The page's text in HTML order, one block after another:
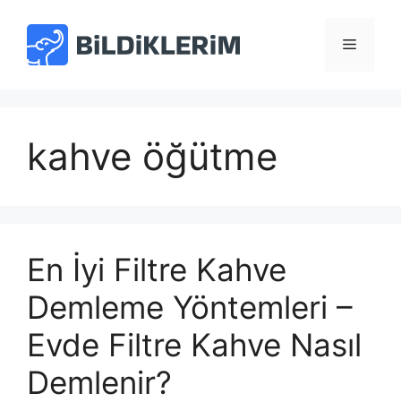
Menü
kahve öğütme
En İyi Filtre Kahve
Demleme Yöntemleri –
Evde Filtre Kahve Nasıl
Demlenir?